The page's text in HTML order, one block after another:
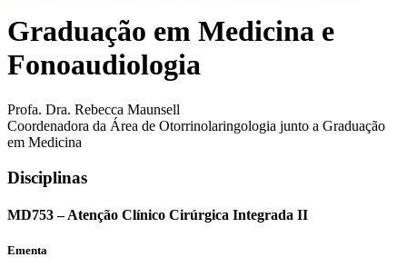
Graduação em Medicina e
Fonoaudiologia
Profa. Dra. Rebecca Maunsell
Coordenadora da Área de Otorrinolaringologia junto a Graduação
em Medicina
Disciplinas
MD753 – Atenção Clínico Cirúrgica Integrada II
Ementa